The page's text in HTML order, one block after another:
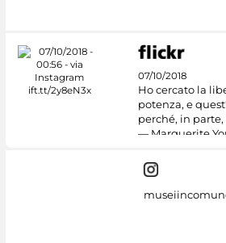
07/10/2018
Ho cercato la
potenza, e
perché, in
— Marguerite